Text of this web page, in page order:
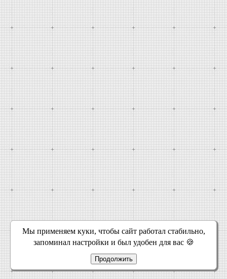
Мы применяем куки, чтобы сайт работал стабильно,
запоминал настройки и был удобен для вас 🍪
Продолжить